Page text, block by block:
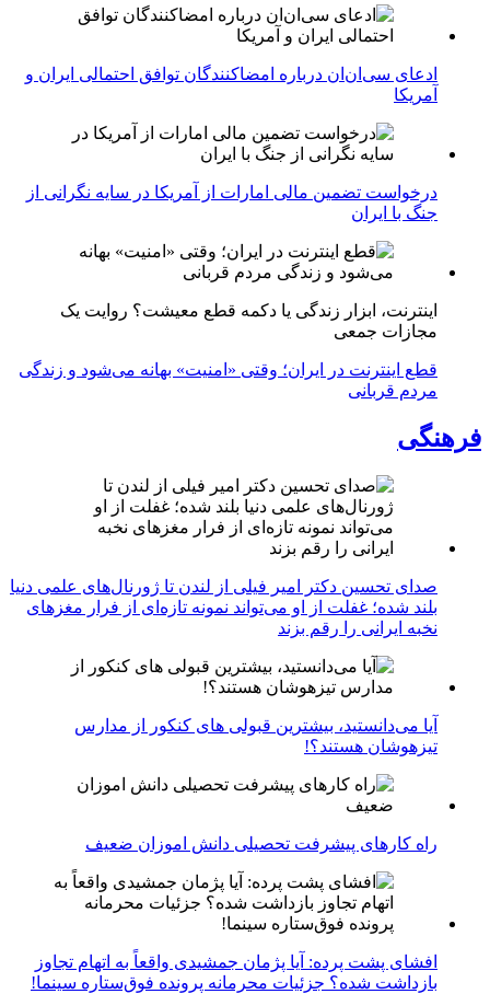
ادعای سی‌ان‌ان درباره امضاکنندگان توافق احتمالی ایران و
آمریکا
درخواست تضمین مالی امارات از آمریکا در سایه نگرانی از
جنگ با ایران
اینترنت، ابزار زندگی یا دکمه قطع معیشت؟ روایت یک
مجازات جمعی
قطع اینترنت در ایران؛ وقتی «امنیت» بهانه می‌شود و زندگی
مردم قربانی
فرهنگی
صدای تحسین دکتر امیر فیلی از لندن تا ژورنال‌های علمی دنیا
بلند شده؛ غفلت از او می‌تواند نمونه تازه‌ای از فرار مغزهای
نخبه ایرانی را رقم بزند
آیا می‌دانستید، بیشترین قبولی های کنکور از مدارس
تیزهوشان هستند؟!
راه کارهای پیشرفت تحصیلی دانش اموزان ضعیف
افشای پشت پرده: آیا پژمان جمشیدی واقعاً به اتهام تجاوز
بازداشت شده؟ جزئیات محرمانه پرونده فوق‌ستاره سینما!